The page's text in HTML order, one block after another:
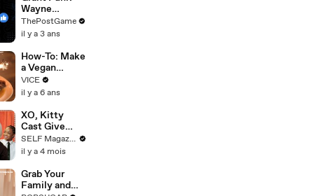
Wayne
Gretzky's
Favorite
Of All Time
ThePostGame
il y a 3 ans
How-To: Make
a Vegan
Christmas
Dinner
VICE
il y a 6 ans
XO, Kitty
Cast Give
Each Other
Advice for
SELF Magazine
il y a 4 mois
Grab Your
Family and